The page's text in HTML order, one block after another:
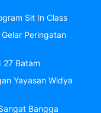
Sit In Class
Peringatan
27 Batam
Yayasan Widya
Bangga